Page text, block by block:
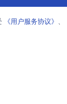
《用户服务协议》 、